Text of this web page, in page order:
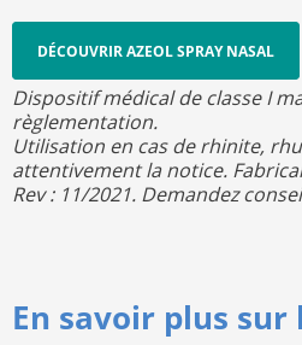
DÉCOUVRIR AZEOL SPRAY NASAL
Dispositif médical de classe I
règlementation.
Utilisation en cas de rhinite,
attentivement la notice.
Rev : 11/2021. Demandez
En savoir plus